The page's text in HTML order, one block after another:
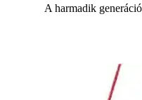
A harmadik